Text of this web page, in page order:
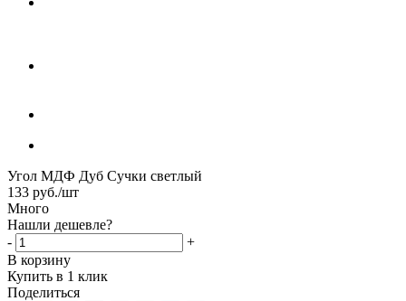
Угол МДФ Дуб Сучки светлый
133 руб./шт
Много
Нашли дешевле?
-
+
В корзину
Купить в 1 клик
Поделиться